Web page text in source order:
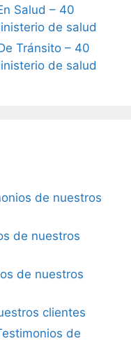
Salud – 40
de salud
Tránsito – 40
de salud
de nuestros
de nuestros
de nuestros
clientes
de